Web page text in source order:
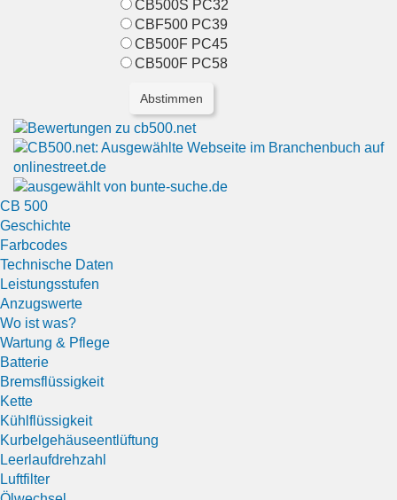
CB500S PC32
CBF500 PC39
CB500F PC45
CB500F PC58
CB 500
Geschichte
Farbcodes
Technische Daten
Leistungsstufen
Anzugswerte
Wo ist was?
Wartung & Pflege
Batterie
Bremsflüssigkeit
Kette
Kühlflüssigkeit
Kurbelgehäuseentlüftung
Leerlaufdrehzahl
Luftfilter